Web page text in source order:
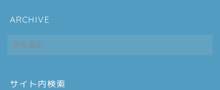
ARCHIVE
ARCHIVE
サイト内検索